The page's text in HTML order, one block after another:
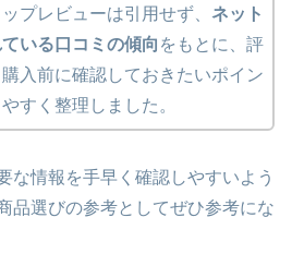
プレビューは引用せず、 ネット
ている口コミの傾向 をもとに、評
入前に確認しておきたいポイン
すく整理しました。
な情報を手早く確認しやすいよう
品選びの参考としてぜひ参考にな